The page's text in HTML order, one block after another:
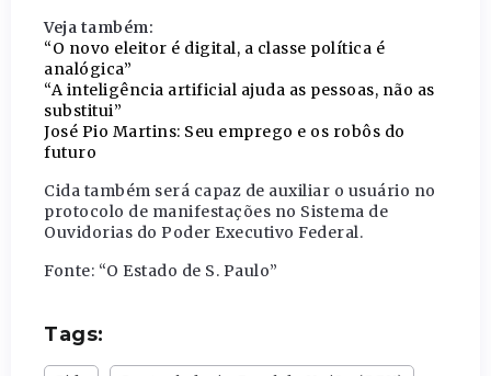
Veja também:
“O novo eleitor é digital, a classe política é
analógica”
“A inteligência artificial ajuda as pessoas, não as
substitui”
José Pio Martins: Seu emprego e os robôs do
futuro
Cida também será capaz de auxiliar o usuário no
protocolo de manifestações no Sistema de
Ouvidorias do Poder Executivo Federal.
Fonte: “O Estado de S. Paulo”
Tags: